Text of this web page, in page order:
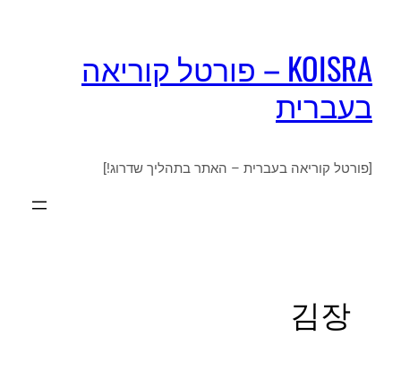
KOISRA – פורטל קוריאה
בעברית
[פורטל קוריאה בעברית – האתר בתהליך שדרוג!]
김장